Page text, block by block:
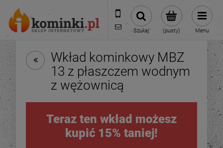
601954074
biuro@ikominki.pl
(pusty)
Szukaj Menu
Wkład kominkowy MBZ
13 z płaszczem wodnym
z wężownicą
Teraz ten wkład możesz
kupić 15% taniej!